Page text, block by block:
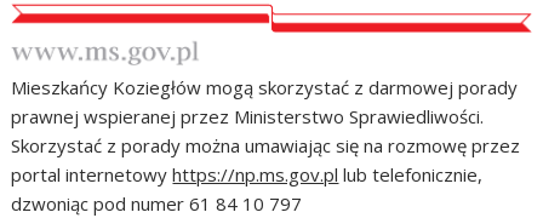
Mieszkańcy Koziegłów mogą skorzystać z darmowej porady
prawnej wspieranej przez Ministerstwo Sprawiedliwości.
Skorzystać z porady można umawiając się na rozmowę przez
portal internetowyhttps://np.ms.gov.pl lub telefonicznie,
dzwoniąc pod numer 61 84 10 797